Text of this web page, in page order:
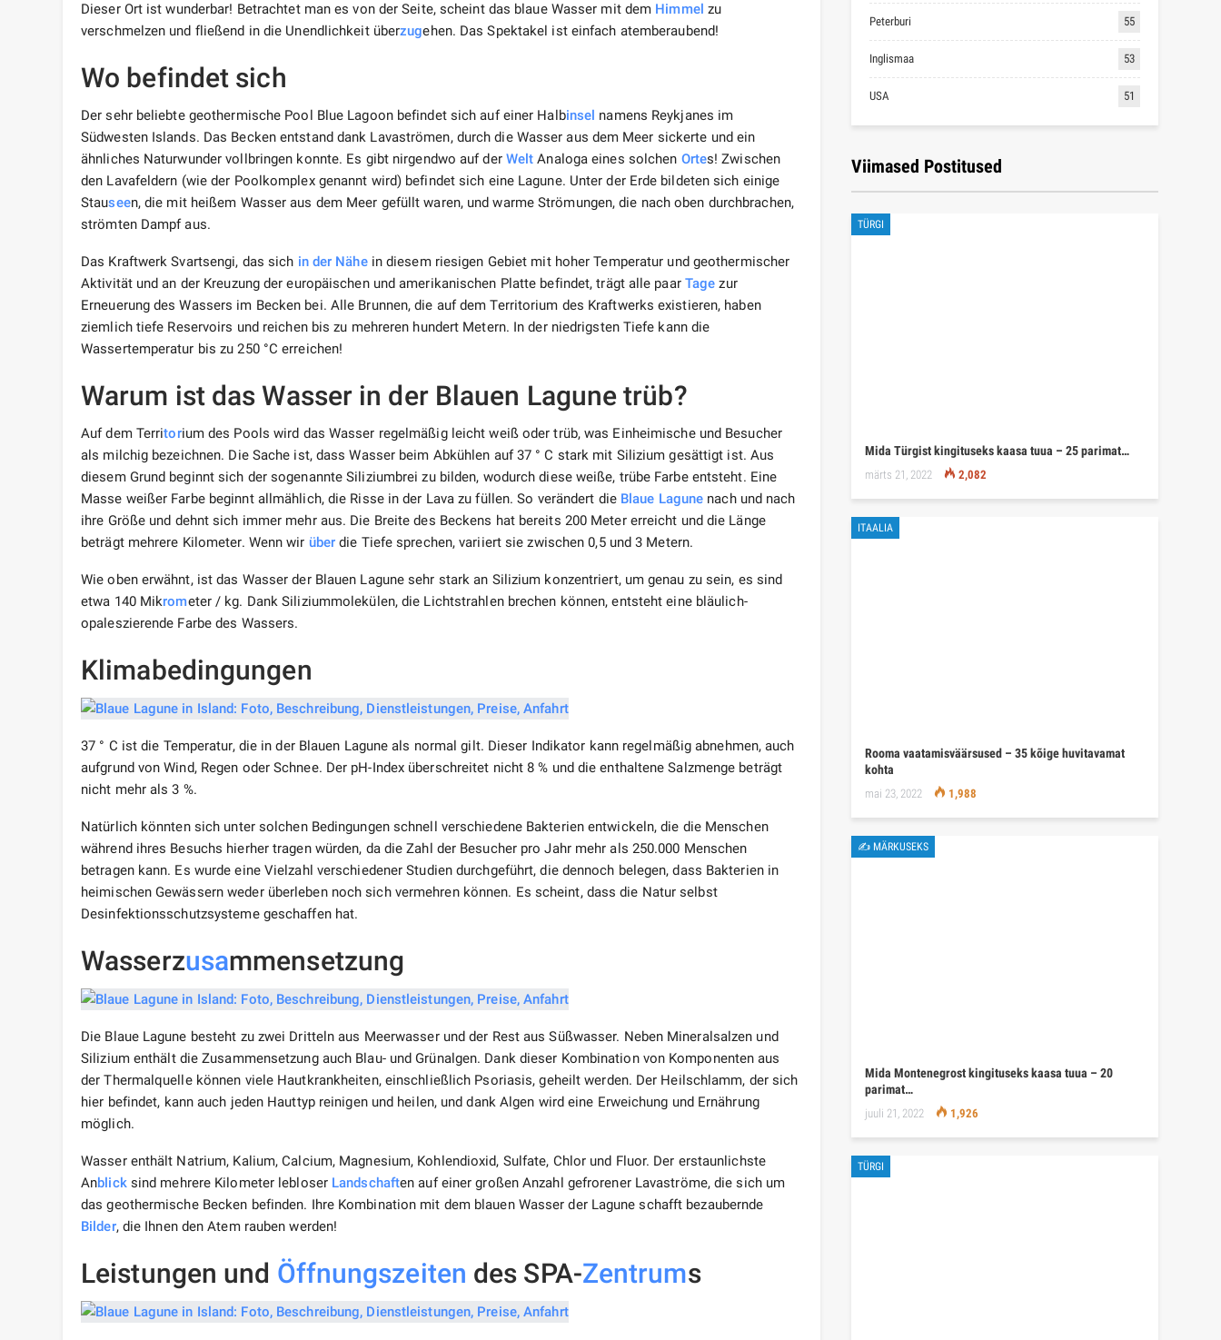
Dieser Ort ist wunderbar! Betrachtet man es von der Seite, scheint das blaue Wasser mit dem Himmel zu
verschmelzen und fließend in die Unendlichkeit überzugehen. Das Spektakel ist einfach atemberaubend!
Wo befindet sich
Der sehr beliebte geothermische Pool Blue Lagoon befindet sich auf einer Halbinsel namens Reykjanes im
Südwesten Islands. Das Becken entstand dank Lavaströmen, durch die Wasser aus dem Meer sickerte und ein
ähnliches Naturwunder vollbringen konnte. Es gibt nirgendwo auf der Welt Analoga eines solchen Ortes! Zwischen
den Lavafeldern (wie der Poolkomplex genannt wird) befindet sich eine Lagune. Unter der Erde bildeten sich einige
Stauseen, die mit heißem Wasser aus dem Meer gefüllt waren, und warme Strömungen, die nach oben durchbrachen,
strömten Dampf aus.
Das Kraftwerk Svartsengi, das sich in der Nähein diesem riesigen Gebiet mit hoher Temperatur und geothermischer
Aktivität und an der Kreuzung der europäischen und amerikanischen Platte befindet, trägt alle paar Tage zur
Erneuerung des Wassers im Becken bei. Alle Brunnen, die auf dem Territorium des Kraftwerks existieren, haben
ziemlich tiefe Reservoirs und reichen bis zu mehreren hundert Metern. In der niedrigsten Tiefe kann die
Wassertemperatur bis zu 250 °C erreichen!
Warum ist das Wasser in der Blauen Lagune trüb?
Auf dem Territorium des Pools wird das Wasser regelmäßig leicht weiß oder trüb, was Einheimische und Besucher
als milchig bezeichnen. Die Sache ist, dass Wasser beim Abkühlen auf 37 ° C stark mit Silizium gesättigt ist. Aus
diesem Grund beginnt sich der sogenannte Siliziumbrei zu bilden, wodurch diese weiße, trübe Farbe entsteht. Eine
Masse weißer Farbe beginnt allmählich, die Risse in der Lava zu füllen. So verändert die Blaue Lagune nach und nach
ihre Größe und dehnt sich immer mehr aus. Die Breite des Beckens hat bereits 200 Meter erreicht und die Länge
beträgt mehrere Kilometer. Wenn wir über die Tiefe sprechen, variiert sie zwischen 0,5 und 3 Metern.
Wie oben erwähnt, ist das Wasser der Blauen Lagune sehr stark an Silizium konzentriert, um genau zu sein, es sind
etwa 140 Mikrometer / kg. Dank Siliziummolekülen, die Lichtstrahlen brechen können, entsteht eine bläulich-
opaleszierende Farbe des Wassers.
Klimabedingungen
37 ° C ist die Temperatur, die in der Blauen Lagune als normal gilt. Dieser Indikator kann regelmäßig abnehmen, auch
aufgrund von Wind, Regen oder Schnee. Der pH-Index überschreitet nicht 8 % und die enthaltene Salzmenge beträgt
nicht mehr als 3 %.
Natürlich könnten sich unter solchen Bedingungen schnell verschiedene Bakterien entwickeln, die die Menschen
während ihres Besuchs hierher tragen würden, da die Zahl der Besucher pro Jahr mehr als 250.000 Menschen
betragen kann. Es wurde eine Vielzahl verschiedener Studien durchgeführt, die dennoch belegen, dass Bakterien in
heimischen Gewässern weder überleben noch sich vermehren können. Es scheint, dass die Natur selbst
Desinfektionsschutzsysteme geschaffen hat.
Wasserzusammensetzung
Die Blaue Lagune besteht zu zwei Dritteln aus Meerwasser und der Rest aus Süßwasser. Neben Mineralsalzen und
Silizium enthält die Zusammensetzung auch Blau- und Grünalgen. Dank dieser Kombination von Komponenten aus
der Thermalquelle können viele Hautkrankheiten, einschließlich Psoriasis, geheilt werden. Der Heilschlamm, der sich
hier befindet, kann auch jeden Hauttyp reinigen und heilen, und dank Algen wird eine Erweichung und Ernährung
möglich.
Wasser enthält Natrium, Kalium, Calcium, Magnesium, Kohlendioxid, Sulfate, Chlor und Fluor. Der erstaunlichste
Anblicksind mehrere Kilometer lebloser Landschaften auf einer großen Anzahl gefrorener Lavaströme, die sich um
das geothermische Becken befinden. Ihre Kombination mit dem blauen Wasser der Lagune schafft bezaubernde
Bilder, die Ihnen den Atem rauben werden!
Leistungen und Öffnungszeiten des SPA-Zentrums
Peterburi 55
Inglismaa 53
USA 51
Viimased Postitused
TÜRGI
Mida Türgist kingituseks kaasa tuua – 25 parimat…
märts 21, 2022 2,082
ITAALIA
Rooma vaatamisväärsused – 35 kõige huvitavamat
kohta
mai 23, 2022 1,988
✍ MÄRKUSEKS
Mida Montenegrost kingituseks kaasa tuua – 20
parimat…
juuli 21, 2022 1,926
TÜRGI